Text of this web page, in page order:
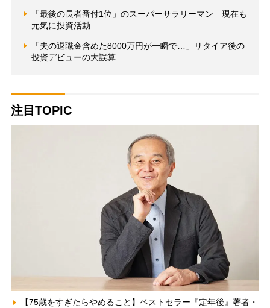
「最後の長者番付1位」のスーパーサラリーマン 現在も
元気に投資活動
「夫の退職金含めた8000万円が一瞬で…」リタイア後の
投資デビューの大誤算
注目TOPIC
【75歳をすぎたらやめること】ベストセラー『定年後』著者・